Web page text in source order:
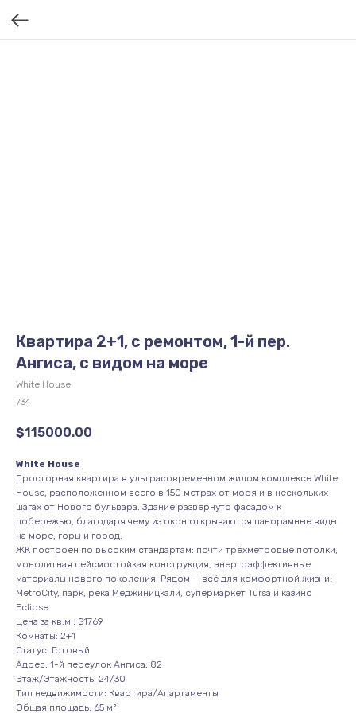
Квартира 2+1, с ремонтом, 1-й пер.
Ангиса, с видом на море
White House
734
$115000.00
White House
Просторная квартира в ультрасовременном жилом комплексе White
House, расположенном всего в 150 метрах от моря и в нескольких
шагах от Нового бульвара. Здание развернуто фасадом к
побережью, благодаря чему из окон открываются панорамные виды
на море, горы и город.
ЖК построен по высоким стандартам: почти трёхметровые потолки,
монолитная сейсмостойкая конструкция, энергоэффективные
материалы нового поколения. Рядом — всё для комфортной жизни:
MetroCity, парк, река Меджиницкали, супермаркет Tursa и казино
Eclipse.
Цена за кв.м.: $1769
Комнаты: 2+1
Статус: Готовый
Адрес: 1-й переулок Ангиса, 82
Этаж/Этажность: 24/30
Тип недвижимости: Квартира/Апартаменты
Общая площадь: 65 м²